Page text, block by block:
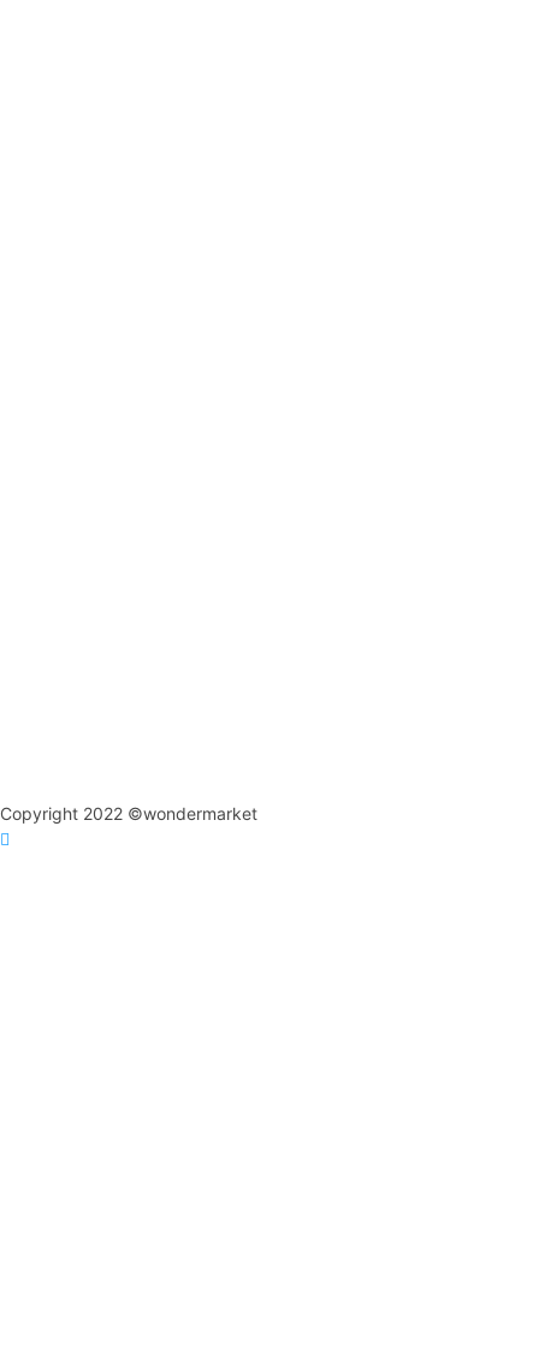
Copyright 2022 ©wondermarket